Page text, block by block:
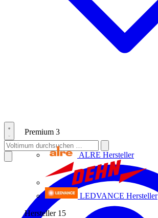
Premium 3
ALRE Hersteller
LEDVANCE Hersteller
Hersteller 15